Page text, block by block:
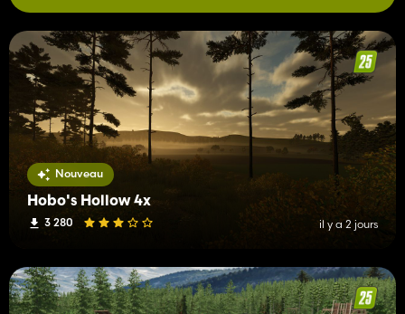
Nouveau
Hobo's Hollow 4x
3 280 il y a 2 jours